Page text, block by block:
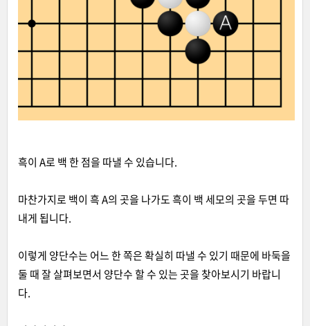
흑이 A로 백 한 점을 따낼 수 있습니다.
마찬가지로 백이 흑 A의 곳을 나가도 흑이 백 세모의 곳을 두면 따
내게 됩니다.
이렇게 양단수는 어느 한 쪽은 확실히 따낼 수 있기 때문에 바둑을
둘 때 잘 살펴보면서 양단수 할 수 있는 곳을 찾아보시기 바랍니
다.